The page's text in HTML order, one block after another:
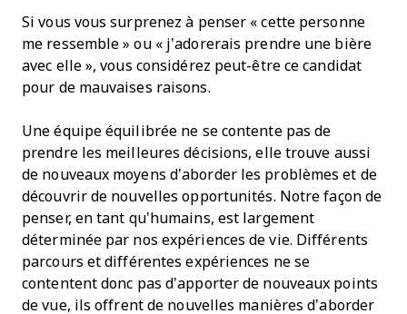
Si vous vous surprenez à penser « cette personne
me ressemble » ou « j’adorerais prendre une bière
avec elle », vous considérez peut-être ce candidat
pour de mauvaises raisons.
Une équipe équilibrée ne se contente pas de
prendre les meilleures décisions, elle trouve aussi
de nouveaux moyens d’aborder les problèmes et de
découvrir de nouvelles opportunités. Notre façon de
penser, en tant qu’humains, est largement
déterminée par nos expériences de vie. Différents
parcours et différentes expériences ne se
contentent donc pas d’apporter de nouveaux points
de vue, ils offrent de nouvelles manières d’aborder